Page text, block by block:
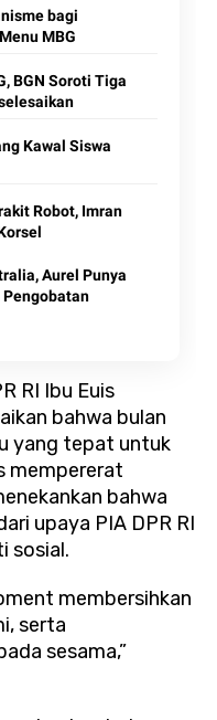
bagi
MBG
BGN Soroti Tiga
Kawal Siswa
Robot, Imran
Aurel Punya
Pengobatan
RI Ibu Euis
bahwa bulan
yang tepat untuk
mempererat
bahwa
upaya PIA DPR RI
sosial.
membersihkan
serta
sesama,”